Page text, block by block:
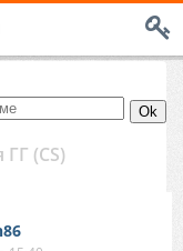
(CS)